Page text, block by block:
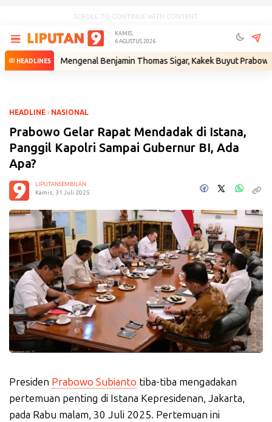
SCROLL TO CONTINUE WITH CONTENT
KAMIS,
6 AGUSTUS 2026
HEADLINES
• Mengenal Benjamin Thomas Sigar, Kakek Buyut Prabowo dari
HEADLINE › NASIONAL
Prabowo Gelar Rapat Mendadak di Istana,
Panggil Kapolri Sampai Gubernur BI, Ada
Apa?
LIPUTANSEMBILAN
Kamis, 31 Juli 2025
Presiden Prabowo Subianto tiba-tiba mengadakan
pertemuan penting di Istana Kepresidenan, Jakarta,
pada Rabu malam, 30 Juli 2025. Pertemuan ini